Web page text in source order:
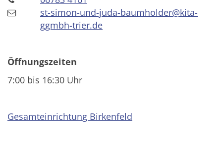
st-simon-und-juda-baumholder@kita-
ggmbh-trier.de
Öffnungszeiten
7:00 bis 16:30 Uhr
Gesamteinrichtung Birkenfeld